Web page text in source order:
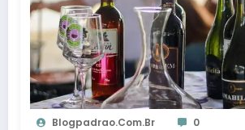
Blogpadrao.com.br 0